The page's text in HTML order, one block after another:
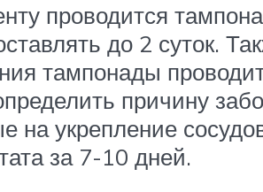
проводится
до 2 суток.
тампонады
причину
укрепление
за 7-10 дней.